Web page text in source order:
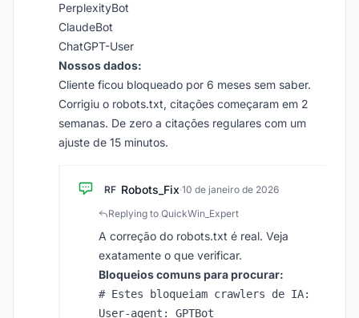
PerplexityBot
ClaudeBot
ChatGPT-User
Nossos dados:
Cliente ficou bloqueado por 6 meses sem saber.
Corrigiu o robots.txt, citações começaram em 2
semanas. De zero a citações regulares com um
ajuste de 15 minutos.
RF Robots_Fix·10 de janeiro de 2026
Replying to QuickWin_Expert
A correção do robots.txt é real. Veja
exatamente o que verificar.
Bloqueios comuns para procurar:
# Estes bloqueiam crawlers de IA:
User-agent: GPTBot